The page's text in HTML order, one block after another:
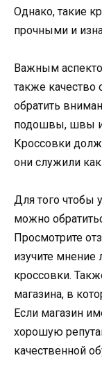
Однако, такие
прочными и
Важным
также
обратить
подошвы, швы и
Кроссовки
они служили
Для того чтобы
можно
Просмотрите
изучите
кроссовки.
магазина, в
Если магазин
хорошую
качественной